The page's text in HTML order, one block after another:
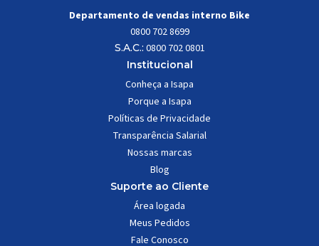
Departamento de vendas interno Bike
0800 702 8699
S.A.C.: 0800 702 0801
Institucional
Conheça a Isapa
Porque a Isapa
Políticas de Privacidade
Transparência Salarial
Nossas marcas
Blog
Suporte ao Cliente
Área logada
Meus Pedidos
Fale Conosco